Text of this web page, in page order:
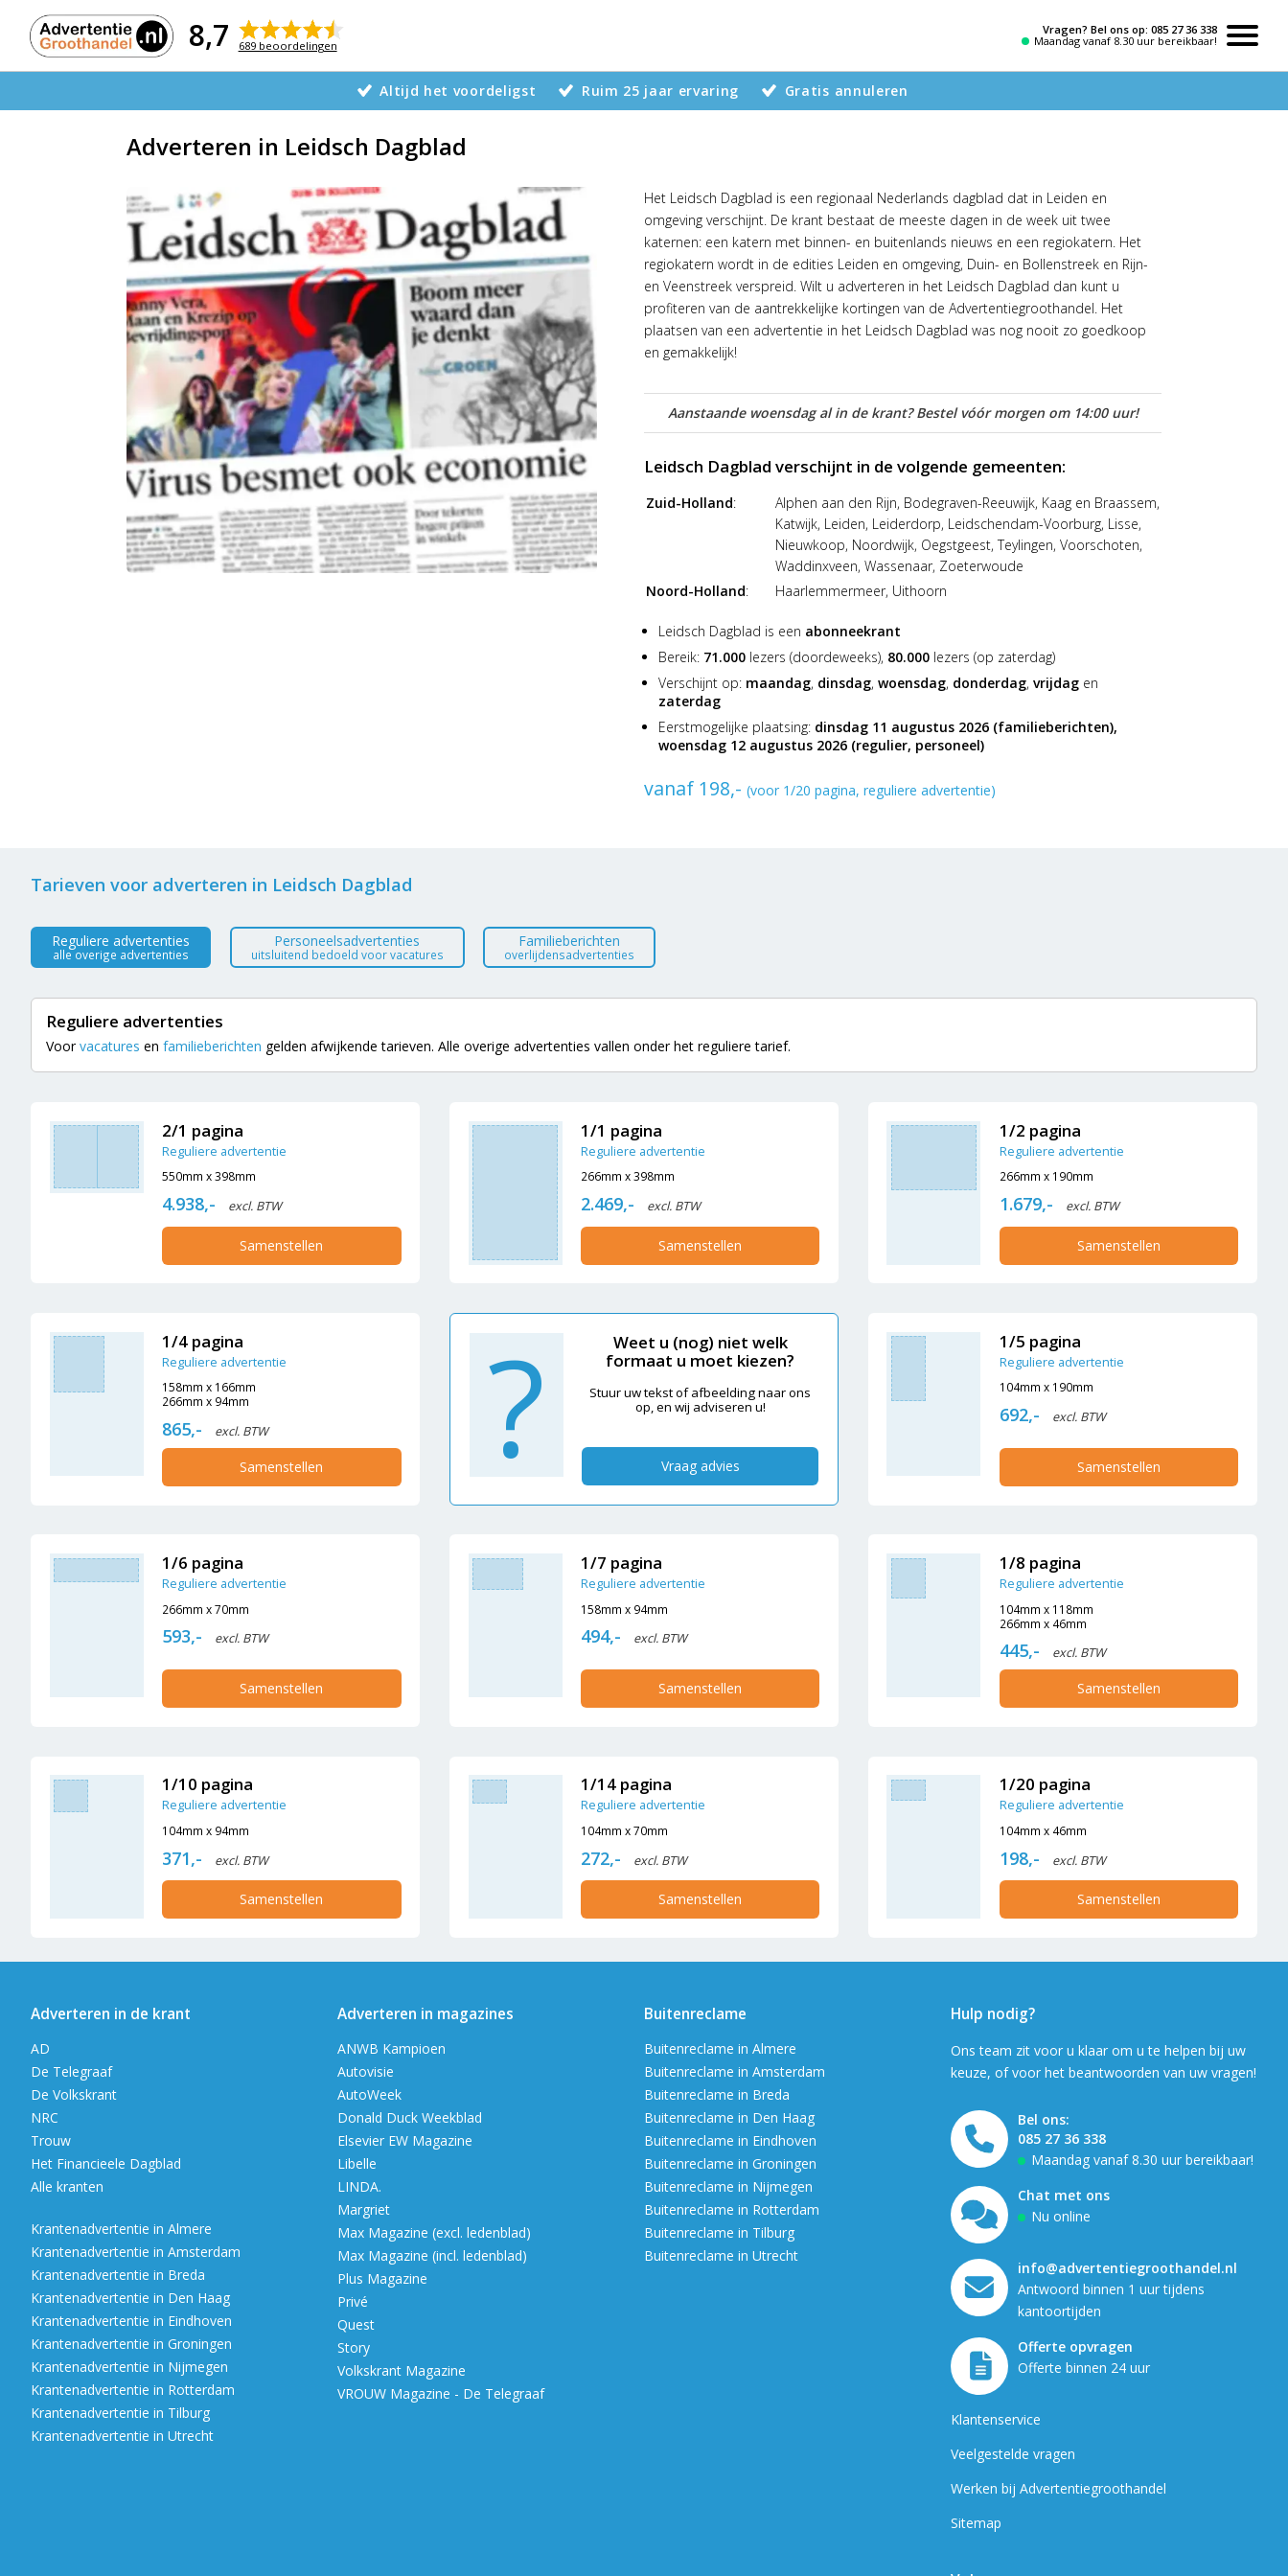
inhoud
8,7 689 beoordelingen
Vragen? Bel ons op:085 27 36 338
Maandag vanaf 8.30 uur bereikbaar!
Altijd het voordeligst Ruim 25 jaar ervaring Gratis annuleren
Adverteren in Leidsch Dagblad
Het Leidsch Dagblad is een regionaal Nederlands dagblad dat in Leiden en
omgeving verschijnt. De krant bestaat de meeste dagen in de week uit twee
katernen: een katern met binnen- en buitenlands nieuws en een regiokatern. Het
regiokatern wordt in de edities Leiden en omgeving, Duin- en Bollenstreek en Rijn-
en Veenstreek verspreid. Wilt u adverteren in het Leidsch Dagblad dan kunt u
profiteren van de aantrekkelijke kortingen van de Advertentiegroothandel. Het
plaatsen van een advertentie in het Leidsch Dagblad was nog nooit zo goedkoop
en gemakkelijk!
Aanstaande woensdag al in de krant? Bestel vóór morgen om 14:00 uur!
Leidsch Dagblad verschijnt in de volgende gemeenten:
Zuid-Holland:
Alphen aan den Rijn, Bodegraven-Reeuwijk, Kaag en Braassem,
Katwijk, Leiden, Leiderdorp, Leidschendam-Voorburg, Lisse,
Nieuwkoop, Noordwijk, Oegstgeest, Teylingen, Voorschoten,
Waddinxveen, Wassenaar, Zoeterwoude
Noord-Holland: Haarlemmermeer, Uithoorn
Leidsch Dagblad is een abonneekrant
Bereik: 71.000 lezers (doordeweeks), 80.000 lezers (op zaterdag)
Verschijnt op: maandag, dinsdag,woensdag, donderdag,vrijdag en
zaterdag
Eerstmogelijke plaatsing: dinsdag 11 augustus 2026 (familieberichten),
woensdag 12 augustus 2026 (regulier, personeel)
vanaf 198,- (voor 1/20 pagina, reguliere advertentie)
Tarieven voor adverteren in Leidsch Dagblad
Reguliere advertenties
alle overige advertenties
Personeelsadvertenties
uitsluitend bedoeld voor vacatures
Familieberichten
overlijdensadvertenties
Reguliere advertenties
Voorvacatures enfamilieberichten gelden afwijkende tarieven. Alle overige advertenties vallen onder het reguliere tarief.
2/1 pagina
Reguliere advertentie
550mm x 398mm
4.938,- excl. BTW
Samenstellen
1/1 pagina
Reguliere advertentie
266mm x 398mm
2.469,- excl. BTW
Samenstellen
1/2 pagina
Reguliere advertentie
266mm x 190mm
1.679,- excl. BTW
Samenstellen
1/4 pagina
Reguliere advertentie
158mm x 166mm
266mm x 94mm
865,- excl. BTW
Samenstellen ?
Weet u (nog) niet welk
formaat u moet kiezen?
Stuur uw tekst of afbeelding naar ons
op, en wij adviseren u!
Vraag advies
1/5 pagina
Reguliere advertentie
104mm x 190mm
692,- excl. BTW
Samenstellen
1/6 pagina
Reguliere advertentie
266mm x 70mm
593,- excl. BTW
Samenstellen
1/7 pagina
Reguliere advertentie
158mm x 94mm
494,- excl. BTW
Samenstellen
1/8 pagina
Reguliere advertentie
104mm x 118mm
266mm x 46mm
445,- excl. BTW
Samenstellen
1/10 pagina
Reguliere advertentie
104mm x 94mm
371,- excl. BTW
Samenstellen
1/14 pagina
Reguliere advertentie
104mm x 70mm
272,- excl. BTW
Samenstellen
1/20 pagina
Reguliere advertentie
104mm x 46mm
198,- excl. BTW
Samenstellen
Adverteren in de krant
AD
De Telegraaf
De Volkskrant
NRC
Trouw
Het Financieele Dagblad
Alle kranten
Krantenadvertentie in Almere
Krantenadvertentie in Amsterdam
Krantenadvertentie in Breda
Krantenadvertentie in Den Haag
Krantenadvertentie in Eindhoven
Krantenadvertentie in Groningen
Krantenadvertentie in Nijmegen
Krantenadvertentie in Rotterdam
Krantenadvertentie in Tilburg
Krantenadvertentie in Utrecht
Adverteren in magazines
ANWB Kampioen
Autovisie
AutoWeek
Donald Duck Weekblad
Elsevier EW Magazine
Libelle
LINDA.
Margriet
Max Magazine (excl. ledenblad)
Max Magazine (incl. ledenblad)
Plus Magazine
Privé
Quest
Story
Volkskrant Magazine
VROUW Magazine - De Telegraaf
Buitenreclame
Buitenreclame in Almere
Buitenreclame in Amsterdam
Buitenreclame in Breda
Buitenreclame in Den Haag
Buitenreclame in Eindhoven
Buitenreclame in Groningen
Buitenreclame in Nijmegen
Buitenreclame in Rotterdam
Buitenreclame in Tilburg
Buitenreclame in Utrecht
Hulp nodig?
Ons team zit voor u klaar om u te helpen bij uw
keuze, of voor het beantwoorden van uw vragen!
Bel ons:
085 27 36 338
Maandag vanaf 8.30 uur bereikbaar!
Chat met ons
Nu online
info@advertentiegroothandel.nl
Antwoord binnen 1 uur tijdens
kantoortijden
Offerte opvragen
Offerte binnen 24 uur
Klantenservice
Veelgestelde vragen
Werken bij Advertentiegroothandel
Sitemap